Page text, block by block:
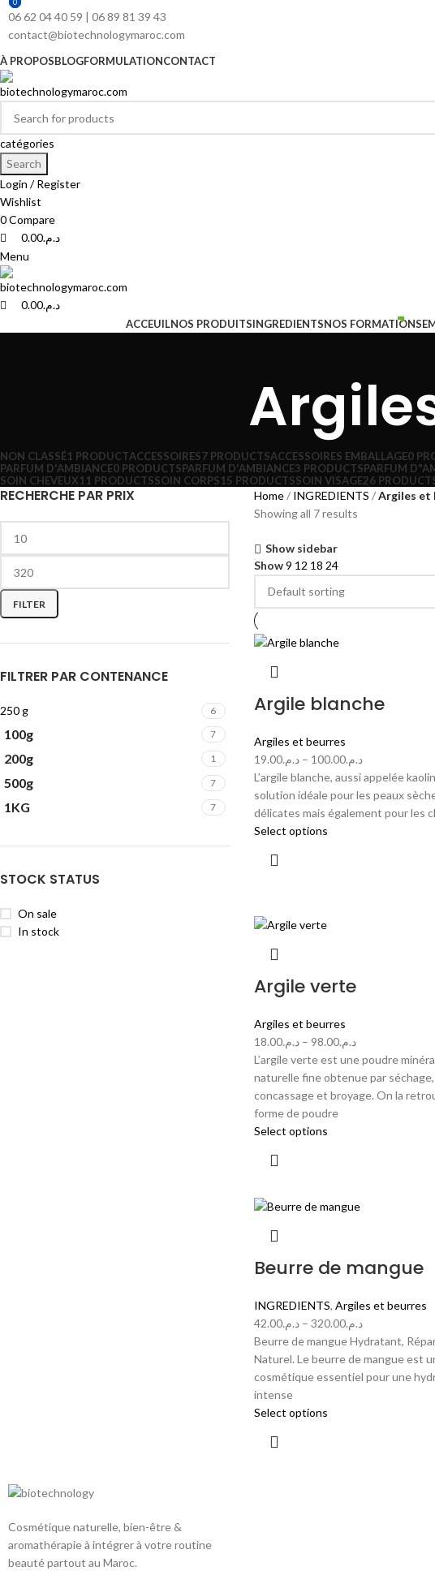
06 62 04 40 59 | 06 89 81 39 43
contact@biotechnologymaroc.com
À PROPOSBLOGFORMULATIONCONTACT
catégories
Search
Login / Register
Wishlist
0Compare
0
د.م.0.00
Menu
0
د.م.0.00
ACCEUILNOS PRODUITSINGREDIENTSNOS FORMATIONS
NON CLASSÉ1 PRODUCTACCESSOIRES7 PRODUCTSACCESSOIRES EMBALLAGE0
PARFUM D'AMBIANCE0 PRODUCTSPARFUM D'AMBIANCE3 PRODUCTSPARFUM
SOIN CHEVEUX11 PRODUCTSSOIN CORPS15 PRODUCTSSOIN VISAGE26
RECHERCHE PAR PRIX
FILTER
FILTRER PAR CONTENANCE
250 g 6
100g 7
200g 1
500g 7
1KG 7
STOCK STATUS
On sale
In stock
Home INGREDIENTS
Argiles et
Showing all 7 results
Show sidebar
Show9 12 18 24
Argile blanche
Argiles et beurres
د.م.19.00 – د.م.100.00
L’argile blanche, aussi appelée
solution idéale pour les peaux
délicates mais également pour les
Select options
Argile verte
Argiles et beurres
د.م.18.00 – د.م.98.00
L’argile verte est une poudre
naturelle fine obtenue par séchage,
concassage et broyage. On la
forme de poudre
Select options
Beurre de mangue
INGREDIENTS, Argiles et beurres
د.م.42.00 – د.م.320.00
Beurre de mangue Hydratant,
Naturel. Le beurre de mangue est
cosmétique essentiel pour une
intense
Select options
Cosmétique naturelle, bien-être &
aromathérapie à intégrer à votre routine
beauté partout au Maroc.
0